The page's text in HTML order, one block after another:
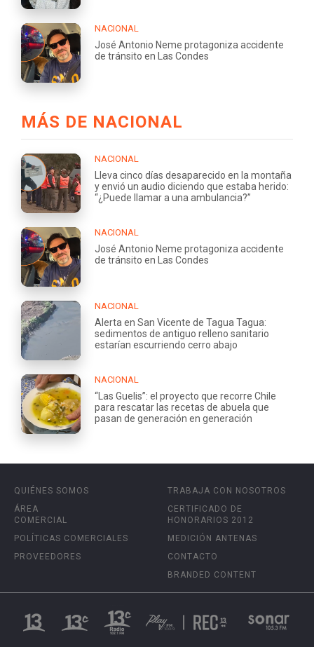
NACIONAL
José Antonio Neme protagoniza accidente
de tránsito en Las Condes
MÁS DE NACIONAL
NACIONAL
Lleva cinco días desaparecido en la montaña
y envió un audio diciendo que estaba herido:
“¿Puede llamar a una ambulancia?”
NACIONAL
José Antonio Neme protagoniza accidente
de tránsito en Las Condes
NACIONAL
Alerta en San Vicente de Tagua Tagua:
sedimentos de antiguo relleno sanitario
estarían escurriendo cerro abajo
NACIONAL
“Las Guelis”: el proyecto que recorre Chile
para rescatar las recetas de abuela que
pasan de generación en generación
QUIÉNES SOMOS
ÁREA
COMERCIAL
POLÍTICAS COMERCIALES
PROVEEDORES
TRABAJA CON NOSOTROS
CERTIFICADO DE
HONORARIOS 2012
MEDICIÓN ANTENAS
CONTACTO
BRANDED CONTENT